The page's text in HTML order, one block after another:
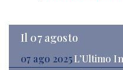
Il 07 agosto
07 ago 2025 L’Ultimo